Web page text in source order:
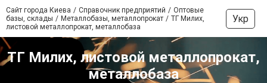
Сайт города Киева Справочник предприятий
Оптовые
базы, склады
Металлобазы, металлопрокат
ТГ Милих,
листовой металлопрокат, металлобаза
Укр
ТГ Милих, листовой металлопрокат,
металлобаза